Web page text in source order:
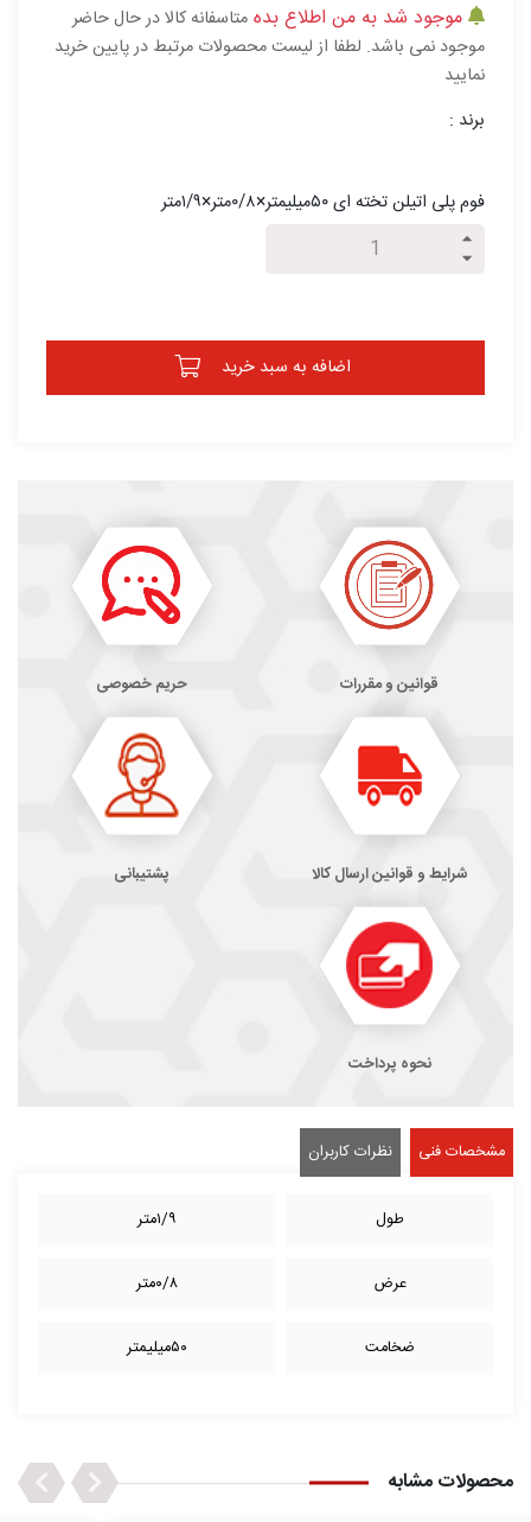
موجود شد به من اطلاع بده متاسفانه کالا در حال حاضر
موجود نمی باشد. لطفا از لیست محصولات مرتبط در پایین خرید
نمایید
برند :
فوم پلی اتیلن تخته ای ۵۰میلیمتر×۰/۸متر×۱/۹متر
اضافه به سبد خرید
قوانین و مقررات حریم خصوصی
شرایط و قوانین ارسال کالا پشتیبانی
نحوه پرداخت
مشخصات فنی نظرات کاربران
طول ۱/۹متر
عرض ۰/۸متر
ضخامت ۵۰میلیمتر
محصولات مشابه Previous
Next